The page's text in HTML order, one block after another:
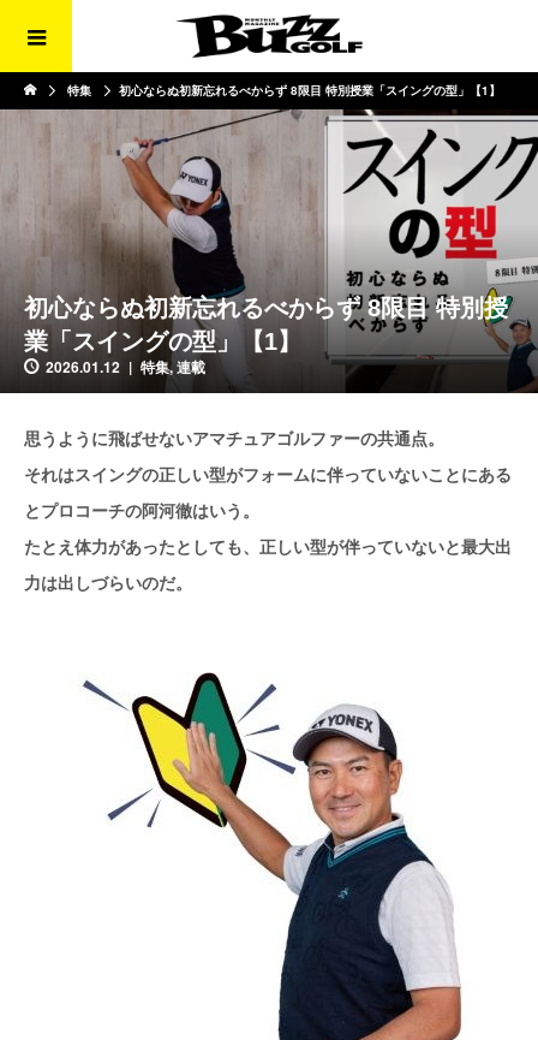
特集 初心ならぬ初新忘れるべからず 8限目 特別授業「スイングの型」【1】
初心ならぬ初新忘れるべからず 8限目 特別授
業「スイングの型」【1】
2026.01.12 特集,連載
思うように飛ばせないアマチュアゴルファーの共通点。
それはスイングの正しい型がフォームに伴っていないことにある
とプロコーチの阿河徹はいう。
たとえ体力があったとしても、正しい型が伴っていないと最大出
力は出しづらいのだ。